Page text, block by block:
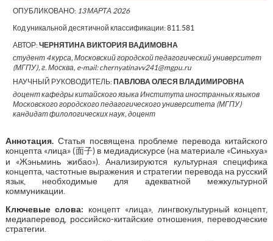
ОПУБЛИКОВАНО: 13 МАРТА 2026
Код уникальной десятичной классификации:811.581
АВТОР:ЧЕРНЯТИНА ВИКТОРИЯ ВАДИМОВНА
студент 4 курса, Московский городской педагогический университет
(МГПУ), г. Москва, e-mail: chernyatinavv241@mgpu.ru
НАУЧНЫЙ РУКОВОДИТЕЛЬ:ПАВЛОВА ОЛЕСЯ ВЛАДИМИРОВНА
доцент кафедры китайского языка Института иностранных языков
Московского городского педагогического университета (МГПУ)
кандидат филологических наук, доцент
Аннотация.Статья посвящена проблеме перевода китайского
концепта «лица» (面子) в медиадискурсе (на материале «Синьхуа»
и «Жэньминь жибао»). Анализируются культурная специфика
концепта, частотные выражения и стратегии перевода на русский
язык, необходимые для адекватной межкультурной
коммуникации.
Ключевые слова: концепт «лица», лингвокультурный концепт,
медиаперевод, российско-китайские отношения, переводческие
стратегии.